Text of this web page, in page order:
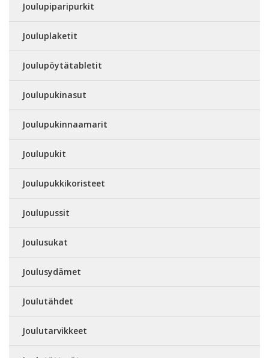
Joulupiparipurkit
Jouluplaketit
Joulupöytätabletit
Joulupukinasut
Joulupukinnaamarit
Joulupukit
Joulupukkikoristeet
Joulupussit
Joulusukat
Joulusydämet
Joulutähdet
Joulutarvikkeet